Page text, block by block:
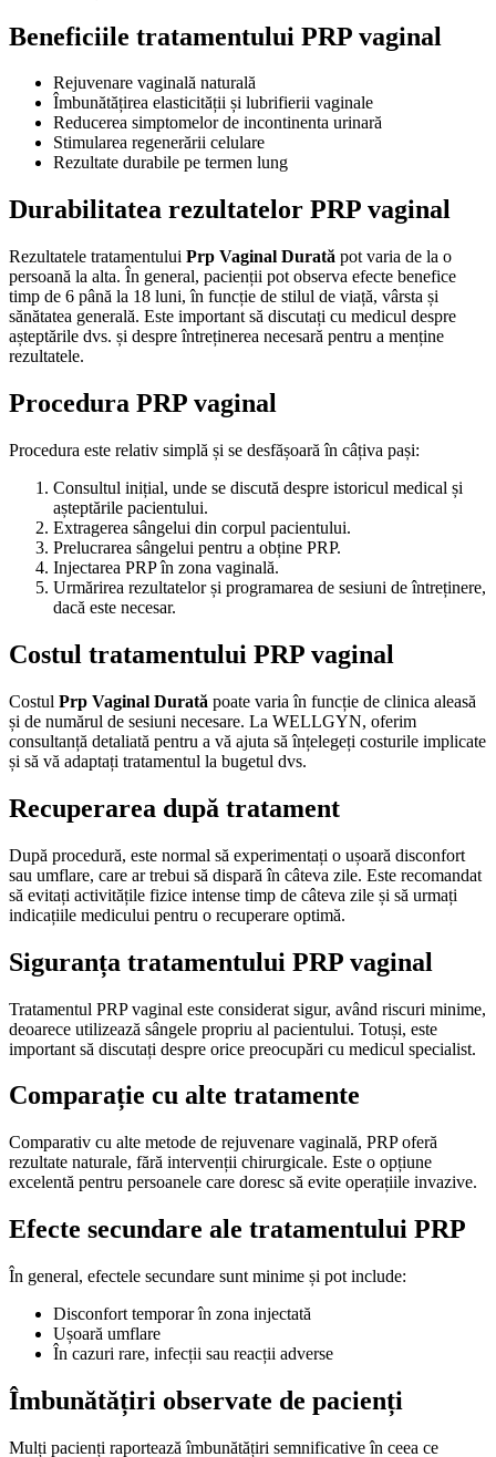
Beneficiile tratamentului PRP vaginal
Rejuvenare vaginală naturală
Îmbunătățirea elasticității și lubrifierii vaginale
Reducerea simptomelor de incontinenta urinară
Stimularea regenerării celulare
Rezultate durabile pe termen lung
Durabilitatea rezultatelor PRP vaginal
Rezultatele tratamentului Prp Vaginal Durată pot varia de la o
persoană la alta. În general, pacienții pot observa efecte benefice
timp de 6 până la 18 luni, în funcție de stilul de viață, vârsta și
sănătatea generală. Este important să discutați cu medicul despre
așteptările dvs. și despre întreținerea necesară pentru a menține
rezultatele.
Procedura PRP vaginal
Procedura este relativ simplă și se desfășoară în câțiva pași:
Consultul inițial, unde se discută despre istoricul medical și
așteptările pacientului.
Extragerea sângelui din corpul pacientului.
Prelucrarea sângelui pentru a obține PRP.
Injectarea PRP în zona vaginală.
Urmărirea rezultatelor și programarea de sesiuni de întreținere,
dacă este necesar.
Costul tratamentului PRP vaginal
Costul Prp Vaginal Durată poate varia în funcție de clinica aleasă
și de numărul de sesiuni necesare. La WELLGYN, oferim
consultanță detaliată pentru a vă ajuta să înțelegeți costurile implicate
și să vă adaptați tratamentul la bugetul dvs.
Recuperarea după tratament
După procedură, este normal să experimentați o ușoară disconfort
sau umflare, care ar trebui să dispară în câteva zile. Este recomandat
să evitați activitățile fizice intense timp de câteva zile și să urmați
indicațiile medicului pentru o recuperare optimă.
Siguranța tratamentului PRP vaginal
Tratamentul PRP vaginal este considerat sigur, având riscuri minime,
deoarece utilizează sângele propriu al pacientului. Totuși, este
important să discutați despre orice preocupări cu medicul specialist.
Comparație cu alte tratamente
Comparativ cu alte metode de rejuvenare vaginală, PRP oferă
rezultate naturale, fără intervenții chirurgicale. Este o opțiune
excelentă pentru persoanele care doresc să evite operațiile invazive.
Efecte secundare ale tratamentului PRP
În general, efectele secundare sunt minime și pot include:
Disconfort temporar în zona injectată
Ușoară umflare
În cazuri rare, infecții sau reacții adverse
Îmbunătățiri observate de pacienți
Mulți pacienți raportează îmbunătățiri semnificative în ceea ce